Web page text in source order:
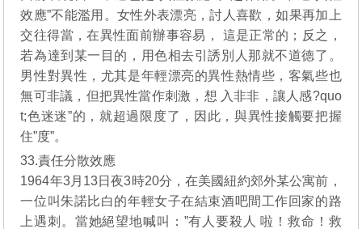
效應”不能濫用。女性外表漂亮，討人喜歡​​，如果再加上
交往得當，在異性面前辦事容易， 這是正常的；反之，
若為達到某一目的，用色相去引誘別人那就不道德了。
男性對異性，尤其是年輕漂亮的異性熱情些，客氣些也
無可非議，但把異性當作刺激，想 入非非，讓人感?quo
t;色迷迷”的，就超過限度了，因此，與異性接觸要把握
住”度”。
33.責任分散效應
1964年3月13日夜3時20分，在美國紐約郊外某公寓前，
一位叫朱諾比白的年輕女子在結束酒吧間工作回家的路
上遇刺。當她絕望地喊叫：”有人要殺人 啦！救命！救